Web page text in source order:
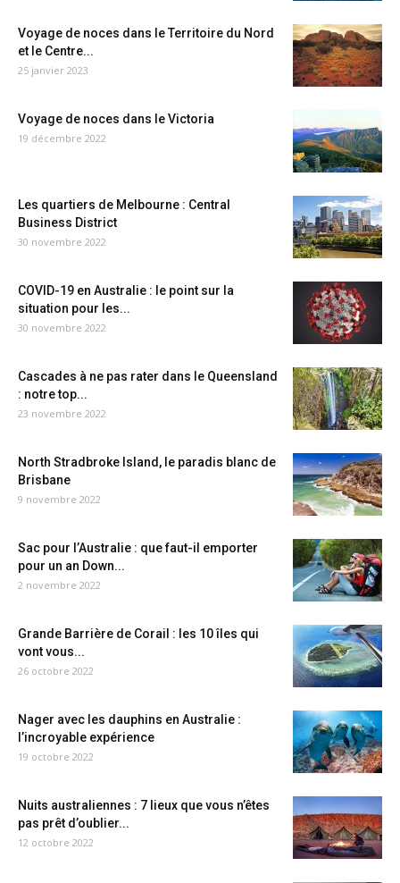
Voyage de noces dans le Territoire du Nord
et le Centre...
25 janvier 2023
Voyage de noces dans le Victoria
19 décembre 2022
Les quartiers de Melbourne : Central
Business District
30 novembre 2022
COVID-19 en Australie : le point sur la
situation pour les...
30 novembre 2022
Cascades à ne pas rater dans le Queensland
: notre top...
23 novembre 2022
North Stradbroke Island, le paradis blanc de
Brisbane
9 novembre 2022
Sac pour l’Australie : que faut-il emporter
pour un an Down...
2 novembre 2022
Grande Barrière de Corail : les 10 îles qui
vont vous...
26 octobre 2022
Nager avec les dauphins en Australie :
l’incroyable expérience
19 octobre 2022
Nuits australiennes : 7 lieux que vous n’êtes
pas prêt d’oublier...
12 octobre 2022